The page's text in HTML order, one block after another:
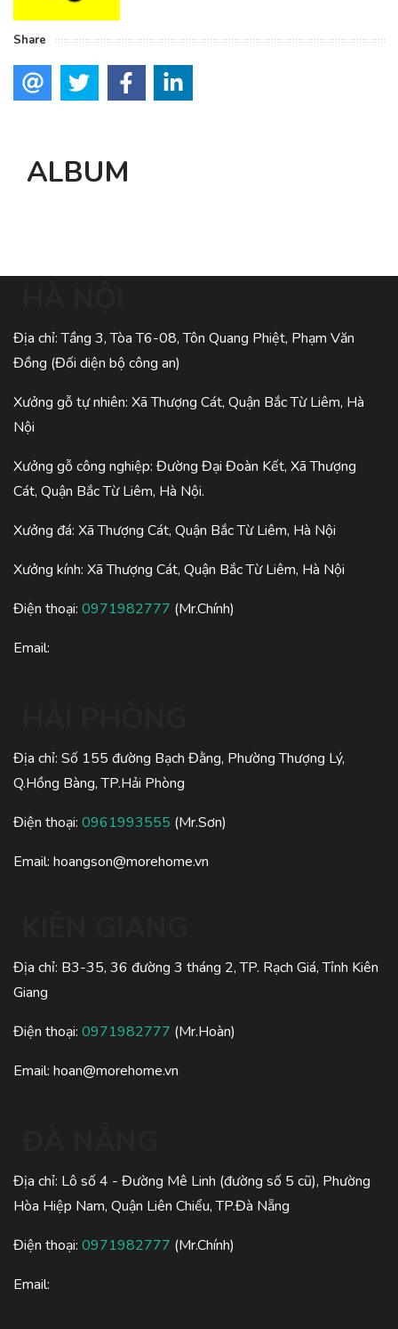
Share
ALBUM
Địa chỉ: Tầng 3, Tòa T6-08, Tôn Quang Phiệt, Phạm Văn
Đồng (Đối diện bộ công an)
Xưởng gỗ tự nhiên: Xã Thượng Cát, Quận Bắc Từ Liêm, Hà
Nội
Xưởng gỗ công nghiệp: Đường Đại Đoàn Kết, Xã Thượng
Cát, Quận Bắc Từ Liêm, Hà Nội.
Xưởng đá: Xã Thượng Cát, Quận Bắc Từ Liêm, Hà Nội
Xưởng kính: Xã Thượng Cát, Quận Bắc Từ Liêm, Hà Nội
Điện thoại: 0971982777 (Mr.Chính)
Email:
Địa chỉ: Số 155 đường Bạch Đằng, Phường Thượng Lý,
Q.Hồng Bàng, TP.Hải Phòng
Điện thoại: 0961993555 (Mr.Sơn)
Email: hoangson@morehome.vn
Địa chỉ: B3-35, 36 đường 3 tháng 2, TP. Rạch Giá, Tỉnh Kiên
Giang
Điện thoại: 0971982777 (Mr.Hoàn)
Email: hoan@morehome.vn
Địa chỉ: Lô số 4 - Đường Mê Linh (đường số 5 cũ), Phường
Hòa Hiệp Nam, Quận Liên Chiểu, TP.Đà Nẵng
Điện thoại: 0971982777 (Mr.Chính)
Email: